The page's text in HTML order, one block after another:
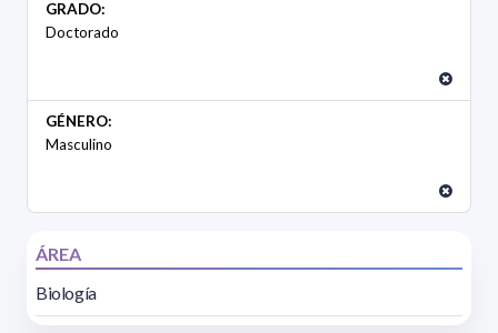
GRADO:
Doctorado
GÉNERO:
Masculino
ÁREA
Biología